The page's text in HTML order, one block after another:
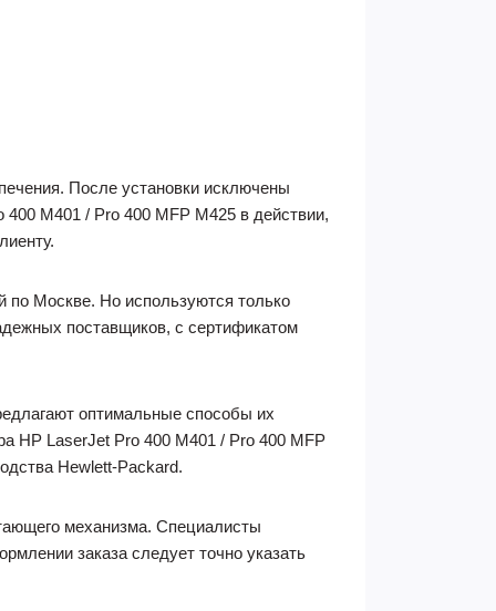
После установки исключены
M401 / Pro 400 MFP M425 в действии,
по Москве. Но используются только
поставщиков, с сертификатом
оптимальные способы их
HP LaserJet Pro 400 M401 / Pro 400 MFP
Hewlett-Packard.
механизма. Специалисты
заказа следует точно указать